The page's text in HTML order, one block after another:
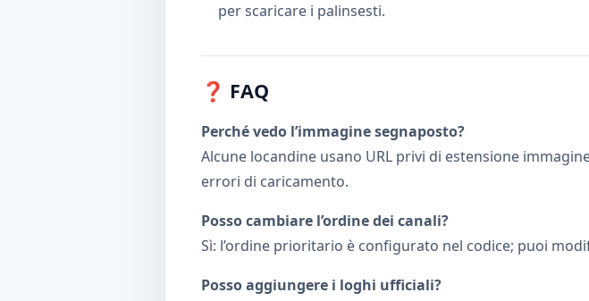
per scaricare i palinsesti.
❓ FAQ
Perché vedo l’immagine segnaposto?
Alcune locandine usano URL privi di estensione
errori di caricamento.
Posso cambiare l’ordine dei canali?
Sì: l’ordine prioritario è configurato nel codice; puoi
Posso aggiungere i loghi ufficiali?